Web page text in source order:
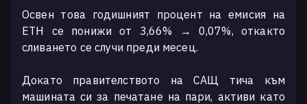
Освен това годишният процент на емисия на
ETH се понижи от 3,66% → 0,07%, откакто
сливането се случи преди месец.
Докато правителството на САЩ тича към
машината си за печатане на пари, активи като